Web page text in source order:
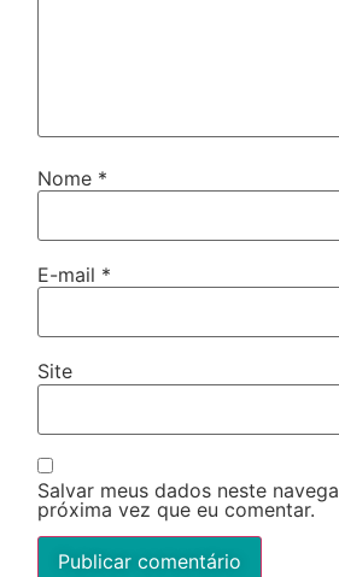
Nome *
E-mail *
Site
Salvar meus dados neste
próxima vez que eu comentar.